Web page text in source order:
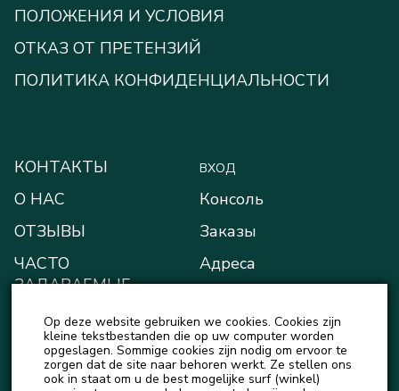
ПОЛОЖЕНИЯ И УСЛОВИЯ
ОТКАЗ ОТ ПРЕТЕНЗИЙ
ПОЛИТИКА КОНФИДЕНЦИАЛЬНОСТИ
КОНТАКТЫ
О НАС
ОТЗЫВЫ
ЧАСТО
ЗАДАВАЕМЫЕ
БЛОГ
НОВОСТИ
ВХОД
Консоль
Заказы
Адреса
Мой кошелёк
Детали учётной записи
Op deze website gebruiken we cookies. Cookies zijn
kleine tekstbestanden die op uw computer worden
opgeslagen. Sommige cookies zijn nodig om ervoor te
zorgen dat de site naar behoren werkt. Ze stellen ons
ook in staat om u de best mogelijke surf (winkel)